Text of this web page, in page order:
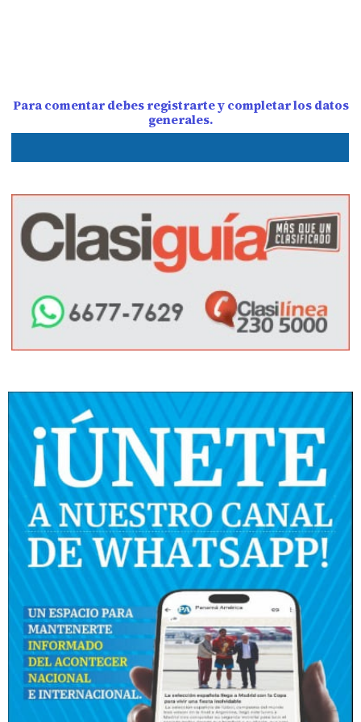
Para comentar debes registrarte y completar los datos
generales.